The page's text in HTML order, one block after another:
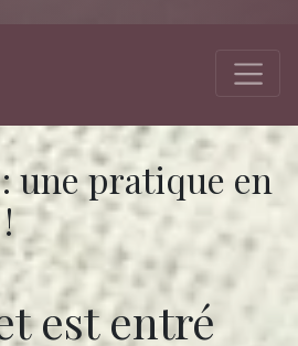
une pratique en
est entré